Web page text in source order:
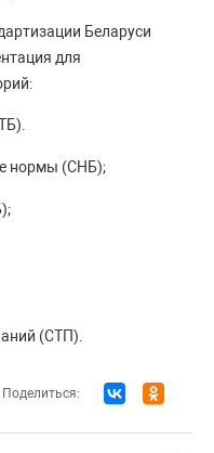
Беларуси
для
нормы (СНБ);
(СТП).
Поделиться: